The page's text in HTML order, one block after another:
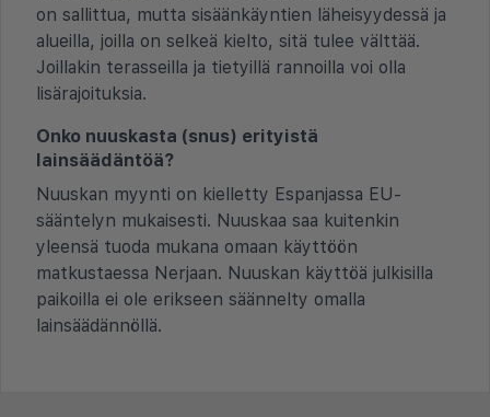
on sallittua, mutta sisäänkäyntien läheisyydessä ja
alueilla, joilla on selkeä kielto, sitä tulee välttää.
Joillakin terasseilla ja tietyillä rannoilla voi olla
lisärajoituksia.
Onko nuuskasta (snus) erityistä
lainsäädäntöä?
Nuuskan myynti on kielletty Espanjassa EU-
sääntelyn mukaisesti. Nuuskaa saa kuitenkin
yleensä tuoda mukana omaan käyttöön
matkustaessa Nerjaan. Nuuskan käyttöä julkisilla
paikoilla ei ole erikseen säännelty omalla
lainsäädännöllä.